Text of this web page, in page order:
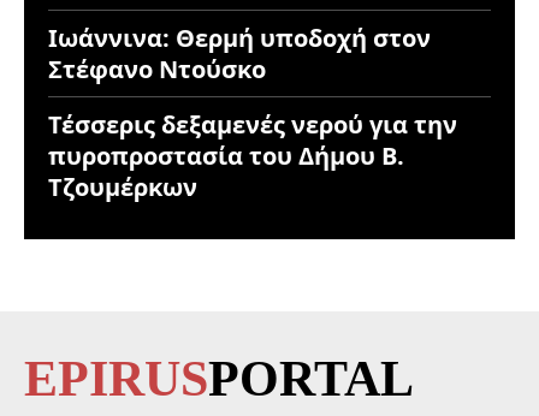
Ιωάννινα: Θερμή υποδοχή στον
Στέφανο Ντούσκο
Τέσσερις δεξαμενές νερού για την
πυροπροστασία του Δήμου Β.
Τζουμέρκων
EPIRUSPORTAL